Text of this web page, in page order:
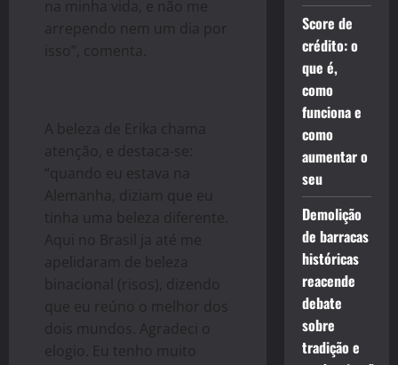
na minha vida, e não me
arrependo nem um dia por
isso”, comenta.
A beleza de Erika chama
atenção, e destaca-se:
“quando eu estava na
Alemanha, diziam que eu
tinha uma beleza diferente.
Aqui no Brasil ja até me
apelidaram de beleza
binacional (risos), dizendo
que eu reúno o melhor dos
dois mundos. Agradeci o
elogio. Eu tenho muito
Score de
crédito: o
que é,
como
funciona e
como
aumentar o
seu
Demolição
de barracas
históricas
reacende
debate
sobre
tradição e